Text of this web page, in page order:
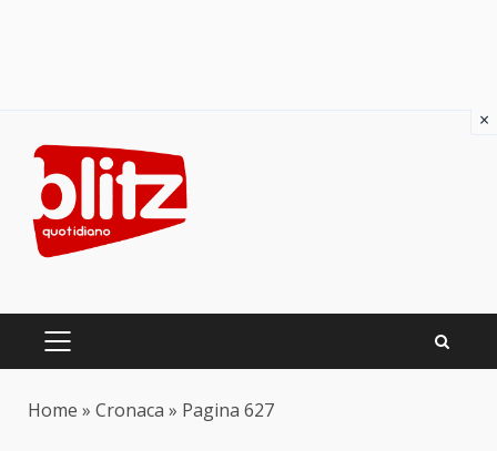
content
PRIMARY
Home » Cronaca » Pagina 627
×